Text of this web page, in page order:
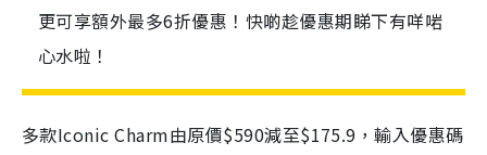
更可享額外最多6折優惠！快啲趁優惠期睇下有咩啱
心水啦！
多款Iconic Charm由原價$590減至$175.9，輸入優惠碼